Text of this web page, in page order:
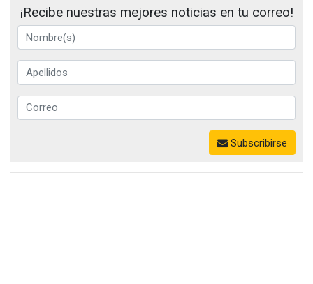
¡Recibe nuestras mejores noticias en tu correo!
Subscribirse